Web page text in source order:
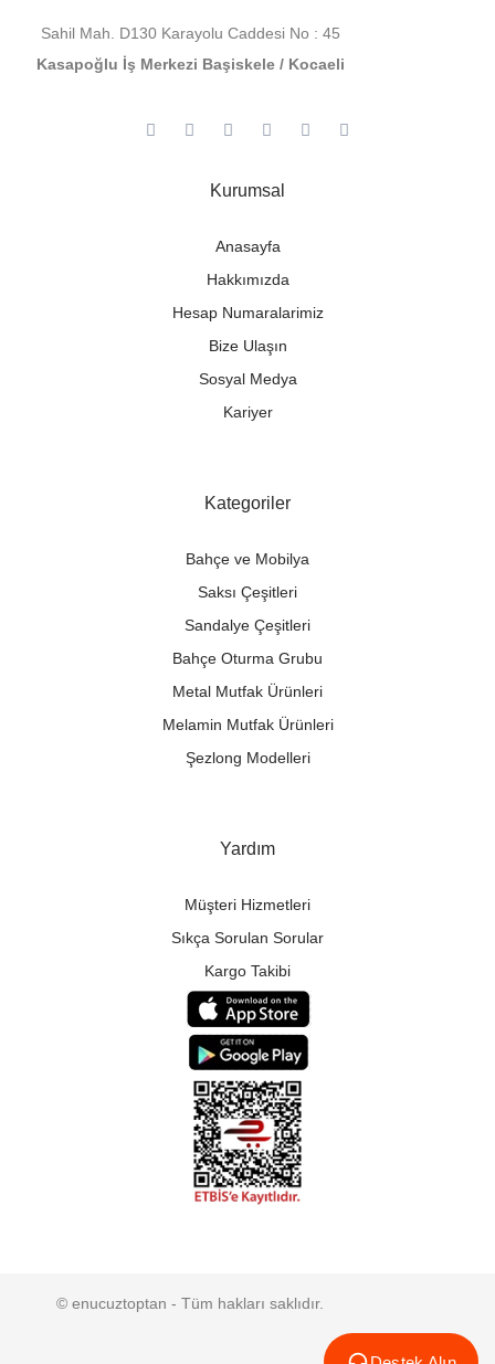
Sahil Mah. D130 Karayolu Caddesi No : 45
Kasapoğlu İş Merkezi Başiskele / Kocaeli
Kurumsal
Anasayfa
Hakkımızda
Hesap Numaralarimiz
Bize Ulaşın
Sosyal Medya
Kariyer
Kategoriler
Bahçe ve Mobilya
Saksı Çeşitleri
Sandalye Çeşitleri
Bahçe Oturma Grubu
Metal Mutfak Ürünleri
Melamin Mutfak Ürünleri
Şezlong Modelleri
Yardım
Müşteri Hizmetleri
Sıkça Sorulan Sorular
Kargo Takibi
© enucuztoptan - Tüm hakları saklıdır.